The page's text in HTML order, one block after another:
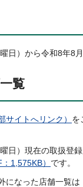
日）から令和8年8
覧
サイトへリンク） を
日）現在の取扱登
1,575KB） です。
になった店舗一覧は